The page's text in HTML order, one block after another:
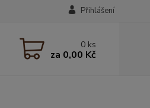
Přihlášení
0 ks
za 0,00 Kč